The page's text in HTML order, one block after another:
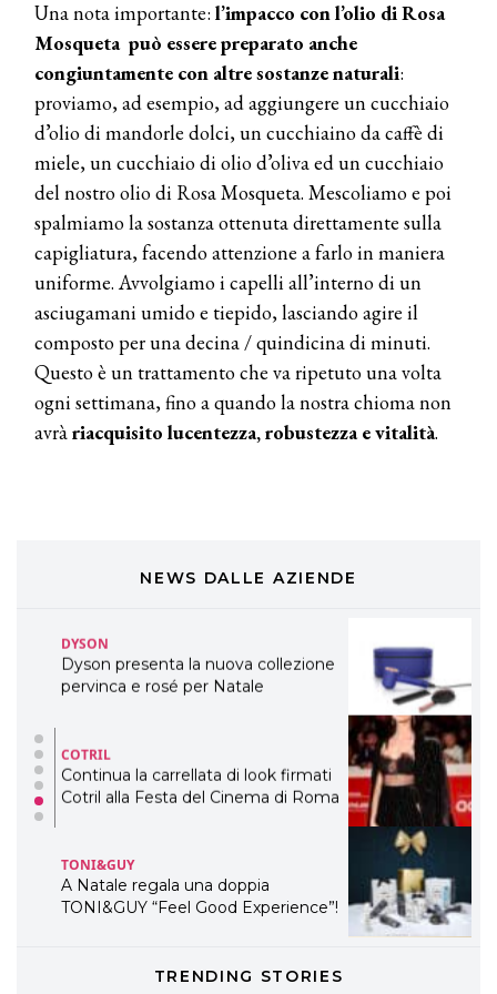
Una nota importante: l’impacco con l’olio di Rosa
Mosqueta può essere preparato anche
congiuntamente con altre sostanze naturali:
proviamo, ad esempio, ad aggiungere un cucchiaio
d’olio di mandorle dolci, un cucchiaino da caffè di
miele, un cucchiaio di olio d’oliva ed un cucchiaio
del nostro olio di Rosa Mosqueta. Mescoliamo e poi
spalmiamo la sostanza ottenuta direttamente sulla
capigliatura, facendo attenzione a farlo in maniera
uniforme. Avvolgiamo i capelli all’interno di un
asciugamani umido e tiepido, lasciando agire il
composto per una decina / quindicina di minuti.
Questo è un trattamento che va ripetuto una volta
ogni settimana, fino a quando la nostra chioma non
avràriacquisito lucentezza, robustezza e vitalità.
NEWS DALLE AZIENDE
pervinca e rosé per Natale
COTRIL
Continua la carrellata di look firmati
Cotril alla Festa del Cinema di Roma
TONI&GUY
A Natale regala una doppia
TONI&GUY “Feel Good Experience”!
TONI&GUY
LABEL.M lancia la sua innovativa ed
eco-sostenibile linea di prodotti
professionali
DAVINES
Davines presenta cofanetti beauty
WELLNESS CONGRESS 2022: I
DYSON
Dyson presenta la nuova collezione
pervinca e rosé per Natale
COTRIL
Continua la carrellata di look firmati
Cotril alla Festa del Cinema di Roma
TONI&GUY
A Natale regala una doppia
TONI&GUY “Feel Good Experience”!
LABEL.M lancia la sua innovativa ed
TRENDING STORIES